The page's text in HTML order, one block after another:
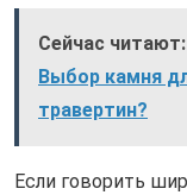
Сейчас читают:
Выбор камня
травертин?
Если говорить